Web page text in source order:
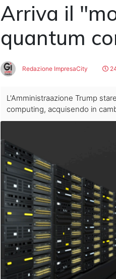
Arriva il
quantum
Redazione ImpresaCity
L'Amministraazione Trump
computing, acquisendo in